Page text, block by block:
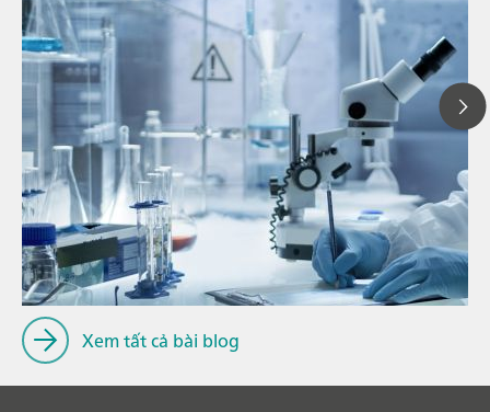
13
sản
// Article
// Voltammetry
// Electrochemistry
Xem tất cả bài blog